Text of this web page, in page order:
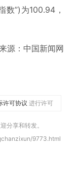
数”)为100.94，
源：中国新闻网
许可协议 进行许可
分享和转发。
9773.html